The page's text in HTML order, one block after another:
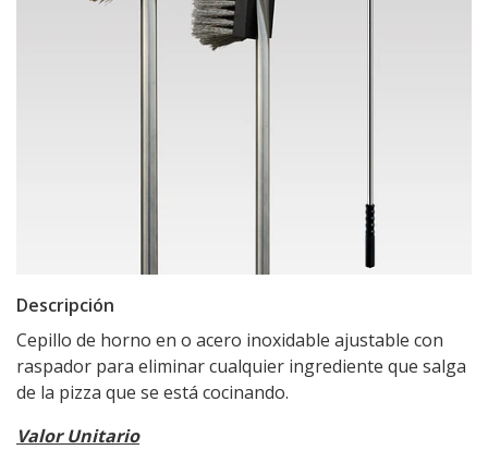
Descripción
Cepillo de horno en o acero inoxidable ajustable con
raspador para eliminar cualquier ingrediente que salga
de la pizza que se está cocinando.
Valor Unitario